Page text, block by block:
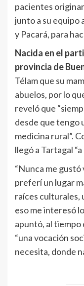
pacientes
junto a su equipo
y Pacará, para
Nacida en el
provincia de
Télam que su
abuelos, por lo
reveló que
desde que tengo
medicina rural”.
llegó a Tartagal
“Nunca me gustó
preferí un lugar
raíces culturales,
eso me interesó
apuntó, al tiempo
“una vocación
necesita, donde